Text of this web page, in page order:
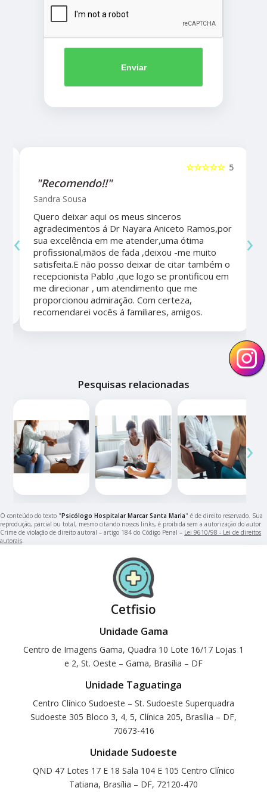
Enviar
5
☆☆☆☆☆
"Recomendo!!"
Sandra Sousa
Quero deixar aqui os meus sinceros
agradecimentos á Dr Nayara Aniceto Ramos,por
sua excelência em me atender,uma ótima
profissional,mãos de fada ,deixou -me muito
satisfeita.E não posso deixar de citar também o
recepcionista Pablo ,que logo se prontificou em
me direcionar , um atendimento que me
proporcionou admiração. Com certeza,
recomendarei vocês á familiares, amigos.
‹ ›
Pesquisas relacionadas
‹ ›
O conteúdo do texto "Psicólogo Hospitalar Marcar Santa Maria" é de direito reservado. Sua
reprodução, parcial ou total, mesmo citando nossos links, é proibida sem a autorização do autor.
Crime de violação de direito autoral – artigo 184 do Código Penal – Lei 9610/98 - Lei de direitos
autorais.
Cetfisio
Unidade Gama
Centro de Imagens Gama, Quadra 10 Lote 16/17 Lojas 1
e 2, St. Oeste – Gama, Brasília – DF
Unidade Taguatinga
Centro Clínico Sudoeste – St. Sudoeste Superquadra
Sudoeste 305 Bloco 3, 4, 5, Clínica 205, Brasília – DF,
70673-416
Unidade Sudoeste
QND 47 Lotes 17 E 18 Sala 104 E 105 Centro Clínico
Tatiana, Brasília – DF, 72120-470